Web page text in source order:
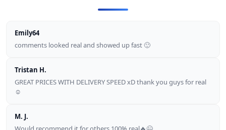
Emily64
comments looked real and showed up fast 🙂
Tristan H.
GREAT PRICES WITH DELIVERY SPEED xD thank you guys for real
☺
M. J.